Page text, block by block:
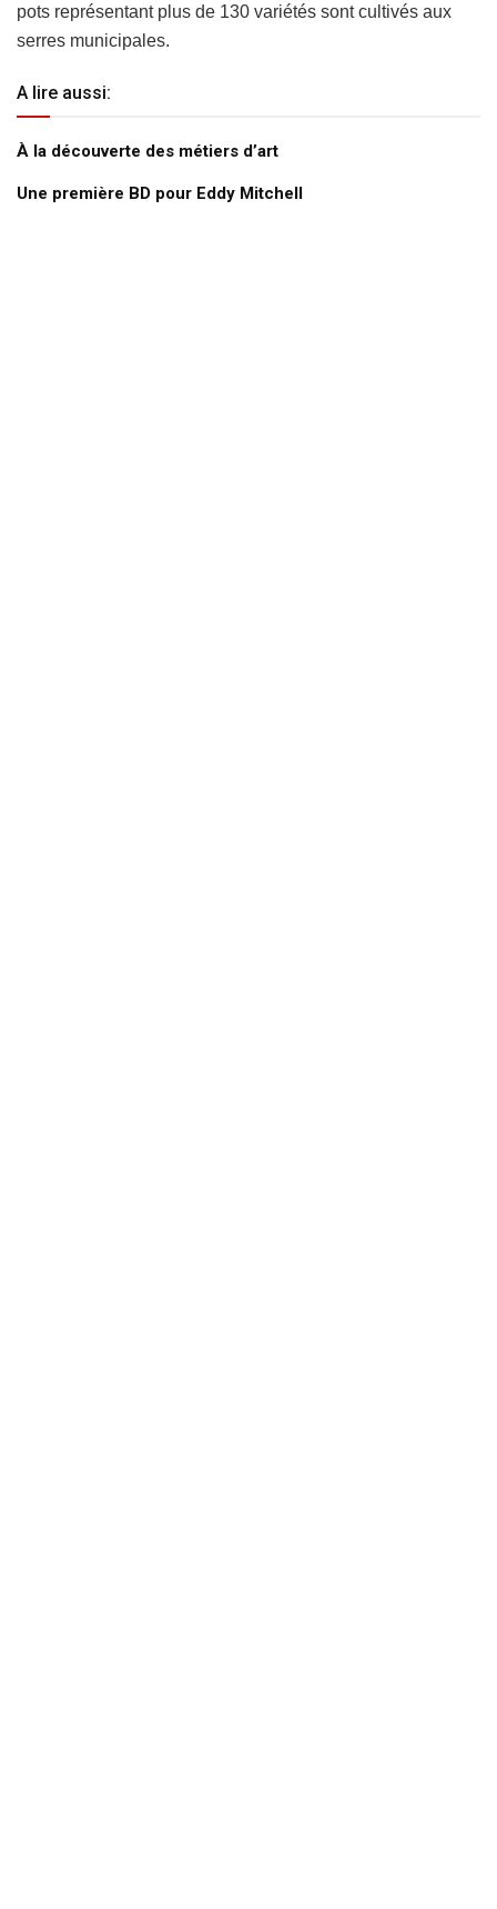
pots représentant plus de 130 variétés sont cultivés aux
serres municipales.
A lire aussi:
À la découverte des métiers d’art
Une première BD pour Eddy Mitchell